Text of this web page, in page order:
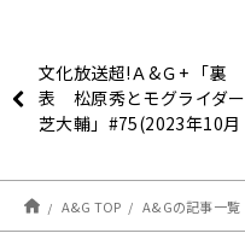
文化放送超!Ａ&Ｇ+ 「裏
表 松原秀とモグライダー
芝大輔」#75(2023年10月
A&G TOP A&Gの記事一覧